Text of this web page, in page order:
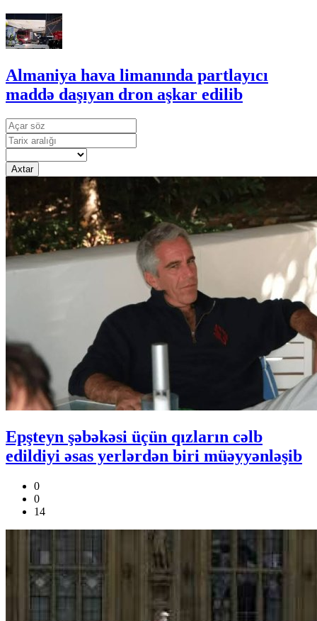
Almaniya hava limanında partlayıcı
maddə daşıyan dron aşkar edilib
Axtar
Epşteyn şəbəkəsi üçün qızların cəlb
edildiyi əsas yerlərdən biri müəyyənləşib
0
0
14